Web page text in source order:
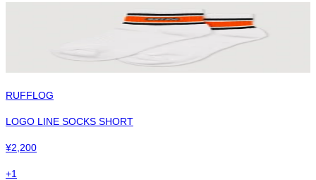
RUFFLOG
LOGO LINE SOCKS SHORT
¥2,200
+1